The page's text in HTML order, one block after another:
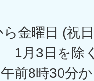
ら金曜日 (祝
1月3日を除
前8時30分